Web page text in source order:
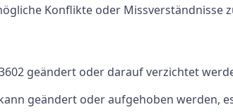
Konflikte oder Missverständnisse
geändert oder darauf verzichtet
geändert oder aufgehoben werden,